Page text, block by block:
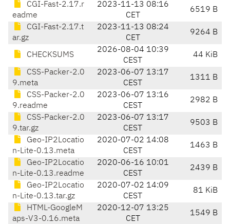
CGI-Fast-2.17.r
eadme
2023-11-13 08:16
CET
6519 B
CGI-Fast-2.17.t
ar.gz
2023-11-13 08:24
CET
9264 B
CHECKSUMS
2026-08-04 10:39
CEST
44 KiB
CSS-Packer-2.0
9.meta
2023-06-07 13:17
CEST
1311 B
CSS-Packer-2.0
9.readme
2023-06-07 13:16
CEST
2982 B
CSS-Packer-2.0
9.tar.gz
2023-06-07 13:17
CEST
9503 B
Geo-IP2Locatio
n-Lite-0.13.meta
2020-07-02 14:08
CEST
1463 B
Geo-IP2Locatio
n-Lite-0.13.readme
2020-06-16 10:01
CEST
2439 B
Geo-IP2Locatio
n-Lite-0.13.tar.gz
2020-07-02 14:09
CEST
81 KiB
HTML-GoogleM
aps-V3-0.16.meta
2020-12-07 13:25
CET
1549 B